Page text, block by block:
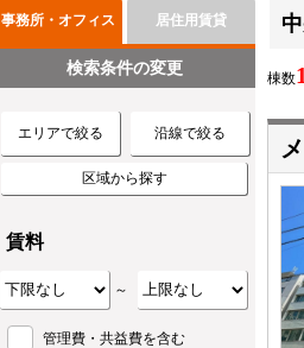
棟数
事務所・オフィス 居住用賃貸
検索条件の変更
エリアで絞る 沿線で絞る
区域から探す
賃料
～
管理費・共益費を含む